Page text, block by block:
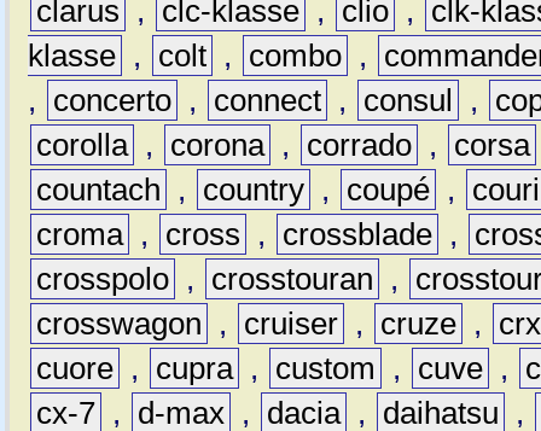
clarus
, clc-klasse , clio ,
clk-
klasse , colt , combo ,
,
concerto , connect , consul ,
corolla , corona , corrado , corsa
countach
, country , coupé ,
croma , cross , crossblade ,
crosspolo , crosstouran ,
crosswagon
, cruiser , cruze ,
crx
cuore , cupra , custom , cuve ,
cx-7 , d-max , dacia , daihatsu
,